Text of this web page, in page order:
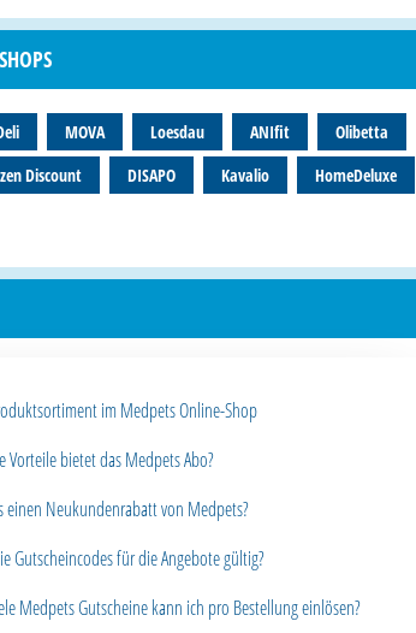
MOVA Loesdau ANIfit
Olibetta
Discount DISAPO Kavalio
HomeDeluxe
im Medpets Online-Shop
Vorteile bietet das Medpets Abo?
einen Neukundenrabatt von Medpets?
Gutscheincodes für die Angebote gültig?
Medpets Gutscheine kann ich pro Bestellung einlösen?